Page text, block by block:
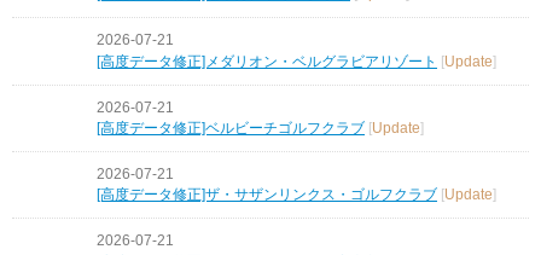
2026-07-21
[高度データ修正]メダリオン・ベルグラビアリゾート
[Update]
2026-07-21
[高度データ修正]ベルビーチゴルフクラブ [Update]
2026-07-21
[高度データ修正]ザ・サザンリンクス・ゴルフクラブ
Update
2026-07-21